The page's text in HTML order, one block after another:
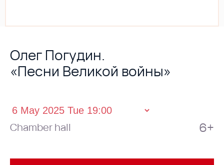
Олег Погудин.
«Песни Великой войны»
Chamber hall 6+